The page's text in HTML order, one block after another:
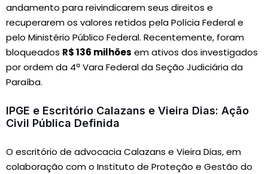
andamento para reivindicarem seus direitos e
recuperarem os valores retidos pela Polícia Federal e
pelo Ministério Público Federal. Recentemente, foram
bloqueados R$ 136 milhões em ativos dos investigados
por ordem da 4ª Vara Federal da Seção Judiciária da
Paraíba.
IPGE e Escritório Calazans e Vieira Dias: Ação
Civil Pública Definida
O escritório de advocacia Calazans e Vieira Dias, em
colaboração com o Instituto de Proteção e Gestão do